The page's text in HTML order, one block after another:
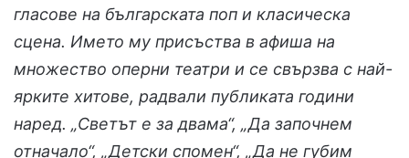
гласове на българската поп и класическа
сцена. Името му присъства в афиша на
множество оперни театри и се свързва с най-
ярките хитове, радвали публиката години
наред. „Светът е за двама“, „Да започнем
отначало“, „Детски спомен“, „Да не губим